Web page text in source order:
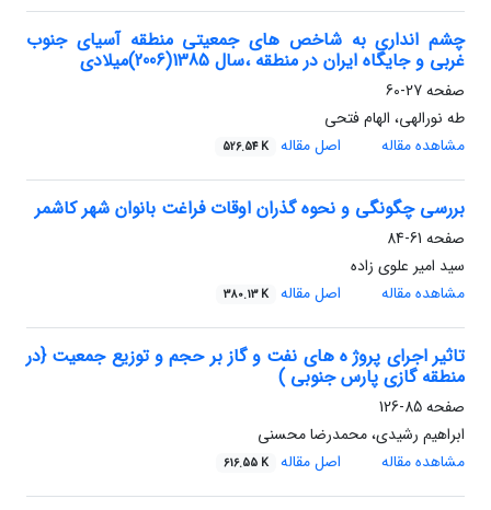
چشم انداری به شاخص های جمعیتی منطقه آسیای جنوب
غربی و جایگاه ایران در منطقه ،سال 1385(2006)میلادی
صفحه27-60
طه نورالهی، الهام فتحی
مشاهده مقاله
اصل مقاله 526.54 K
بررسی چگونگی و نحوه گذران اوقات فراغت بانوان شهر کاشمر
صفحه 61-84
سید امیر علوی زاده
مشاهده مقاله
اصل مقاله 380.13 K
تاثیر اجرای پروژ ه های نفت و گاز بر حجم و توزیع جمعیت {در
منطقه گازی پارس جنوبی )
صفحه85-126
ابراهیم رشیدی، محمدرضا محسنی
مشاهده مقاله
اصل مقاله 616.55 K